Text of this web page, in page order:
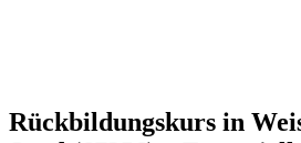
Rückbildungskurs in